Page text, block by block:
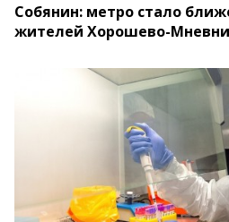
Собянин: метро стало
жителей Хорошево-